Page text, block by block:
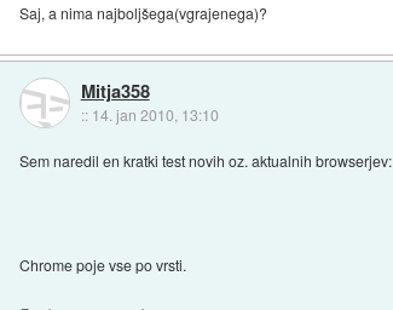
Saj, a nima najboljšega(vgrajenega)?
Mitja358
:: 14. jan 2010, 13:10
Sem naredil en kratki test novih oz. aktualnih browserjev:
Chrome poje vse po vrsti.